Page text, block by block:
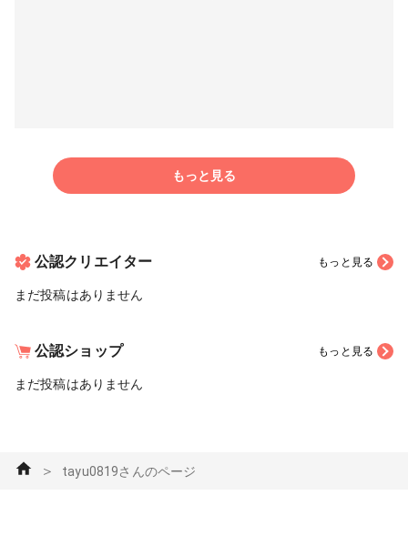
もっと見る
公認クリエイター もっと見る
まだ投稿はありません
公認ショップ もっと見る
まだ投稿はありません
＞ tayu0819さんのページ